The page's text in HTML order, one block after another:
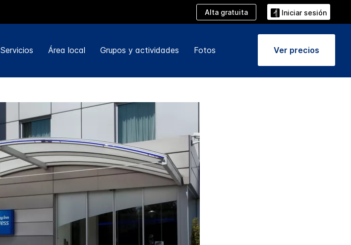
Alta gratuita Iniciar sesión
Servicios Área local Grupos y actividades Fotos Ver precios